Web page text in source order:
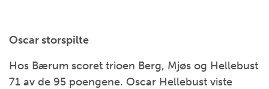
Oscar storspilte
Hos Bærum scoret trioen Berg, Mjøs og Hellebust
71 av de 95 poengene. Oscar Hellebust viste